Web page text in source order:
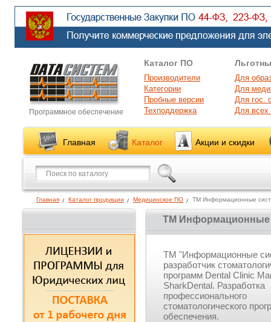
Программное обеспечение
Каталог ПО
Производители
Категории
Пробные версии
Техподдержка
Для
Для
Для гос.
Для
Главная Каталог Акции и скидки
Главная Каталог продукции Медицинское ПО ТМ Информационные
ТМ Информационные
ТМ "Информационные
разработчик
программ Dental Clinic
SharkDental. Разработка
профессионального
стоматологического
обеспечения.